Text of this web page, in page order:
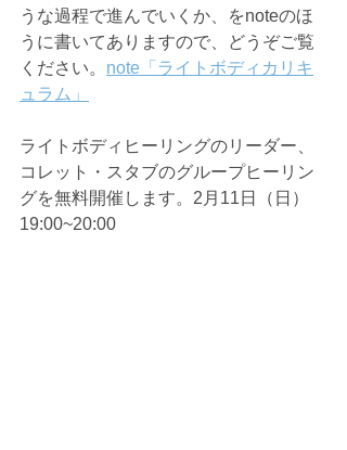
うな過程で進んでいくか、をnoteのほ
うに書いてありますので、どうぞご覧
ください。 note「ライトボディカリキ
ュラム」
ライトボディヒーリングのリーダー、
コレット・スタブのグループヒーリン
グを無料開催します。2月11日（日）
19:00~20:00